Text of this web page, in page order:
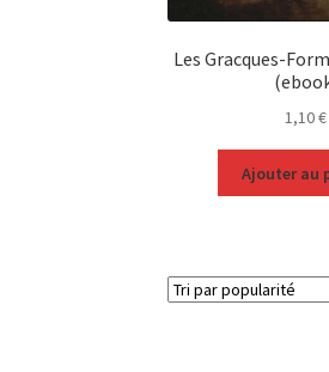
Les Gracques-
1,10€
Ajouter au